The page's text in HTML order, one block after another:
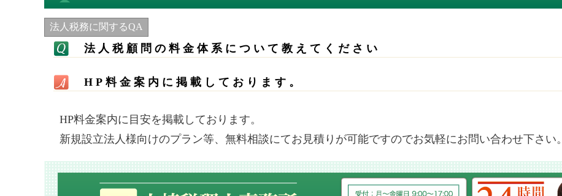
法人税務に関するQA
法人税顧問の料金体系について教えてください
HP料金案内に掲載しております。
HP料金案内に目安を掲載しております。
新規設立法人様向けのプラン等、無料相談にてお見積りが可能ですのでお気軽にお問い合わせ下さい。